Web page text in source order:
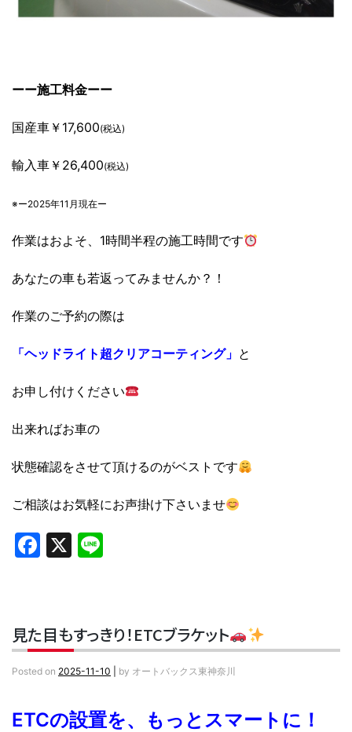
ーー施工料金ーー
国産車￥17,600(税込)
輸入車￥26,400(税込)
※ー2025年11月現在ー
作業はおよそ、1時間半程の施工時間です
あなたの車も若返ってみませんか？！
作業のご予約の際は
「ヘッドライト超クリアコーティング」 と
お申し付けください
出来ればお車の
状態確認をさせて頂けるのがベストです
ご相談はお気軽にお声掛け下さいませ
Facebook
X
見た目もすっきり！ETCブラケット
Posted on 2025-11-10 by オートバックス東神奈川
ETCの設置を、もっとスマートに！